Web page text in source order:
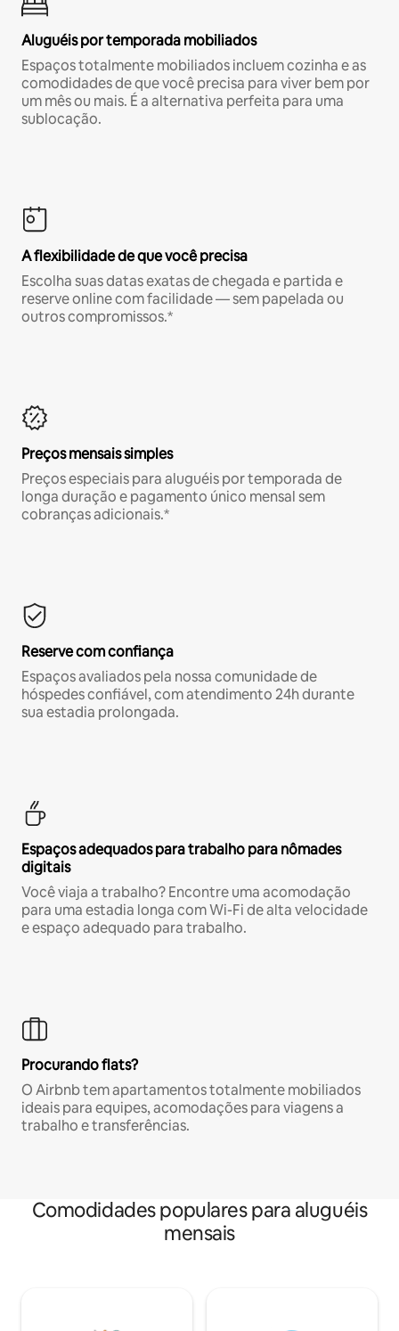
Aluguéis por temporada mobiliados
Espaços totalmente mobiliados incluem cozinha e as
comodidades de que você precisa para viver bem por
um mês ou mais. É a alternativa perfeita para uma
sublocação.
A flexibilidade de que você precisa
Escolha suas datas exatas de chegada e partida e
reserve online com facilidade — sem papelada ou
outros compromissos.*
Preços mensais simples
Preços especiais para aluguéis por temporada de
longa duração e pagamento único mensal sem
cobranças adicionais.*
Reserve com confiança
Espaços avaliados pela nossa comunidade de
hóspedes confiável, com atendimento 24h durante
sua estadia prolongada.
Espaços adequados para trabalho para nômades
digitais
Você viaja a trabalho? Encontre uma acomodação
para uma estadia longa com Wi-Fi de alta velocidade
e espaço adequado para trabalho.
Procurando flats?
O Airbnb tem apartamentos totalmente mobiliados
ideais para equipes, acomodações para viagens a
trabalho e transferências.
Comodidades populares para aluguéis
mensais